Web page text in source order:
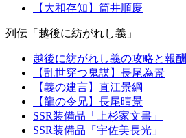
【大和存知】筒井順慶
列伝「越後に紡がれし義」
越後に紡がれし義の攻略と報酬
【乱世穿つ鬼謀】長尾為景
【義の建言】直江景綱
【龍の令兄】長尾晴景
SSR装備品「上杉家文書」
SSR装備品「宇佐美長光」